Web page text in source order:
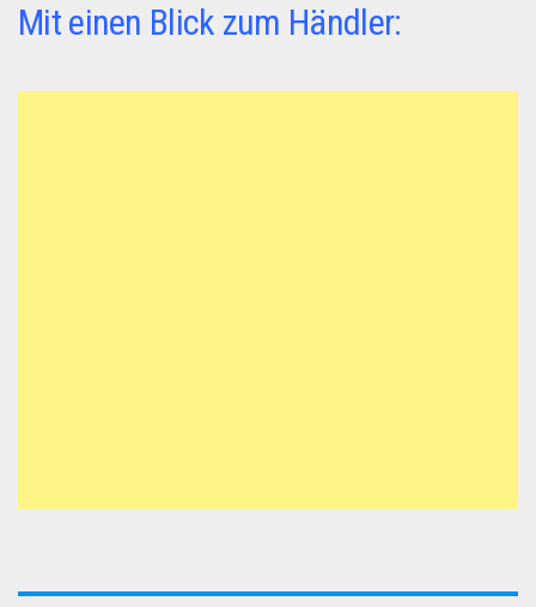
Mit einen Blick zum Händler: